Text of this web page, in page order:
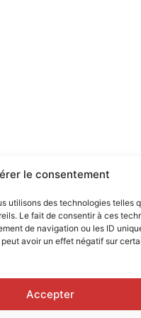
le consentement
utilisons des technologies telles
Le fait de consentir à ces
de navigation ou les ID
avoir un effet négatif sur
Accepter